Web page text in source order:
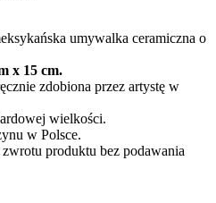
umywalka ceramiczna o
x 15 cm.
zdobiona przez artystę w
wielkości.
w Polsce.
produktu bez podawania